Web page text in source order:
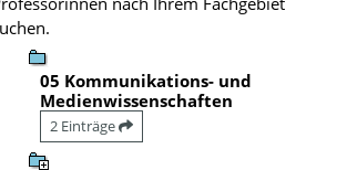
05 Kommunikations- und
Medienwissenschaften
2 Einträge